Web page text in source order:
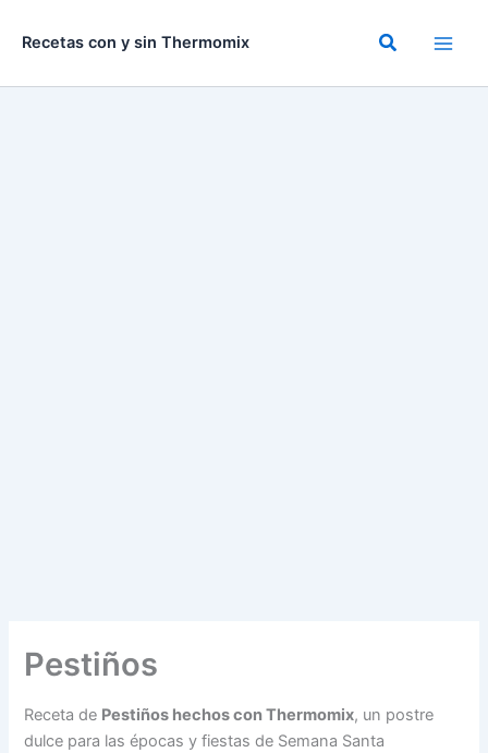
Recetas con y sin Thermomix Buscar
Pestiños
Receta de Pestiños hechos con Thermomix, un postre
dulce para las épocas y fiestas de Semana Santa